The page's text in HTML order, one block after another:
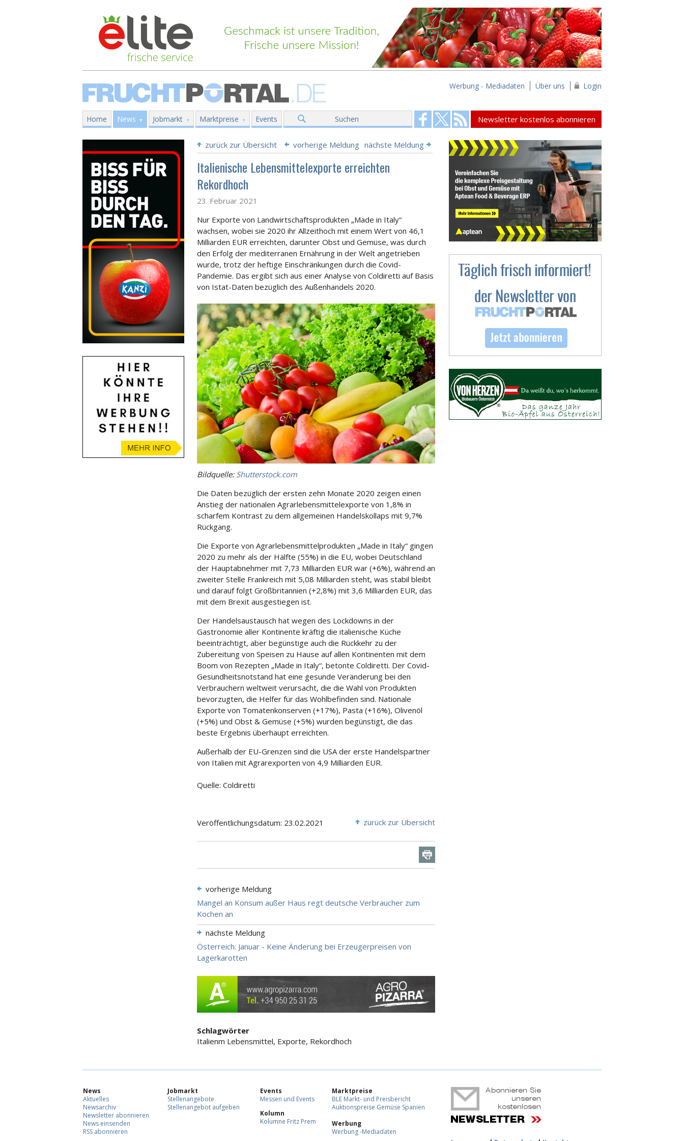
Werbung - Mediadaten Über uns Login
Home News Jobmarkt Marktpreise Events Suchen Newsletter kostenlos abonnieren
zurück zur Übersicht vorherige Meldung nächste Meldung
Italienische Lebensmittelexporte erreichten
Rekordhoch
23. Februar 2021
Nur Exporte von Landwirtschaftsprodukten „Made in Italy“
wachsen, wobei sie 2020 ihr Allzeithoch mit einem Wert von 46,1
Milliarden EUR erreichten, darunter Obst und Gemüse, was durch
den Erfolg der mediterranen Ernährung in der Welt angetrieben
wurde, trotz der heftige Einschränkungen durch die Covid-
Pandemie. Das ergibt sich aus einer Analyse von Coldiretti auf Basis
von Istat-Daten bezüglich des Außenhandels 2020.
Bildquelle: Shutterstock.com
Die Daten bezüglich der ersten zehn Monate 2020 zeigen einen
Anstieg der nationalen Agrarlebensmittelexporte von 1,8% in
scharfem Kontrast zu dem allgemeinen Handelskollaps mit 9,7%
Rückgang.
Die Exporte von Agrarlebensmittelprodukten „Made in Italy“ gingen
2020 zu mehr als der Hälfte (55%) in die EU, wobei Deutschland
der Hauptabnehmer mit 7,73 Milliarden EUR war (+6%), während an
zweiter Stelle Frankreich mit 5,08 Milliarden steht, was stabil bleibt
und darauf folgt Großbritannien (+2,8%) mit 3,6 Milliarden EUR, das
mit dem Brexit ausgestiegen ist.
Der Handelsaustausch hat wegen des Lockdowns in der
Gastronomie aller Kontinente kräftig die italienische Küche
beeinträchtigt, aber begünstige auch die Rückkehr zu der
Zubereitung von Speisen zu Hause auf allen Kontinenten mit dem
Boom von Rezepten „Made in Italy“, betonte Coldiretti. Der Covid-
Gesundheitsnotstand hat eine gesunde Veränderung bei den
Verbrauchern weltweit verursacht, die die Wahl von Produkten
bevorzugten, die Helfer für das Wohlbefinden sind. Nationale
Exporte von Tomatenkonserven (+17%), Pasta (+16%), Olivenöl
(+5%) und Obst & Gemüse (+5%) wurden begünstigt, die das
beste Ergebnis überhaupt erreichten.
Außerhalb der EU-Grenzen sind die USA der erste Handelspartner
von Italien mit Agrarexporten von 4,9 Milliarden EUR.
Quelle: Coldiretti
Veröffentlichungsdatum: 23.02.2021 zurück zur Übersicht
vorherige Meldung
Mangel an Konsum außer Haus regt deutsche Verbraucher zum
Kochen an
nächste Meldung
Österreich: Januar - Keine Änderung bei Erzeugerpreisen von
Lagerkarotten
Schlagwörter
Italienm Lebensmittel, Exporte, Rekordhoch
News
Aktuelles
Newsarchiv
Newsletter abonnieren
News einsenden
RSS abonnieren
Jobmarkt
Stellenangebote
Stellenangebot aufgeben
Events
Messen und Events
Kolumn
Kolumne Fritz Prem
Marktpreise
BLE Markt- und Preisbericht
Auktionspreise Gemüse Spanien
Werbung
Werbung -Mediadaten